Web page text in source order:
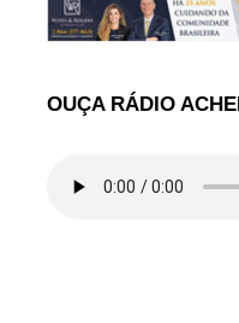
OUÇA RÁDIO